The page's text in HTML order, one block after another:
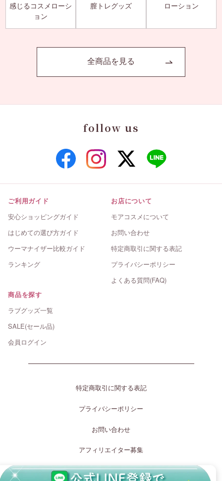
感じるコスメローシ
ョン
膣トレグッズ ローション
全商品を見る
follow us
ご利用ガイド
安心ショッピングガイド
はじめての選び方ガイド
ウーマナイザー比較ガイド
ランキング
お店について
モアコスメについて
お問い合わせ
特定商取引に関する表記
プライバシーポリシー
よくある質問(FAQ)
商品を探す
ラブグッズ一覧
SALE(セール品)
会員ログイン
特定商取引に関する表記
プライバシーポリシー
お問い合わせ
アフィリエイター募集
［運営許可証］